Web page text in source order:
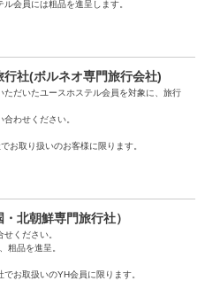
会員には粗品を進呈します。
社(ボルネオ専門旅行会社)
だいたユースホステル会員を対象に、旅行
わせください。
お取り扱いのお客様に限ります。
北朝鮮専門旅行社）
ください。
粗品を進呈。
お取扱いのYH会員に限ります。